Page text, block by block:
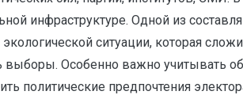
инфраструктуре. Одной из
ситуации, которая
выборы. Особенно важно учитывать
политические предпочтения